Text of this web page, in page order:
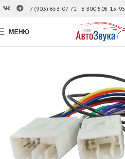
+7 (903) 653-07-71 8 800 505-15-95
МЕНЮ